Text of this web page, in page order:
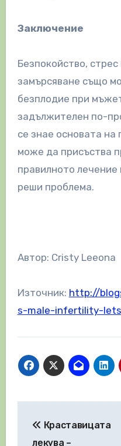
Заключение
Безпокойство,
замърсяване също
безплодие при
задължителен по-
се знае основата
може да присъства
правилното
реши проблема.
Автор: Cristy Leeona
Източник: http://
s-male-infertility-
Краставицата
лекува –